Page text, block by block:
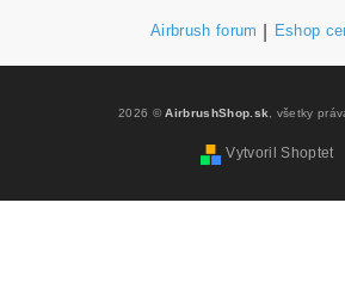
Airbrush forum Eshop
2026 ©AirbrushShop.sk , všetky
Vytvoril Shoptet